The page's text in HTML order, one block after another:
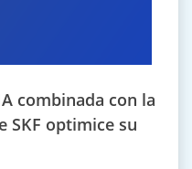
combinada con la
SKF optimice su